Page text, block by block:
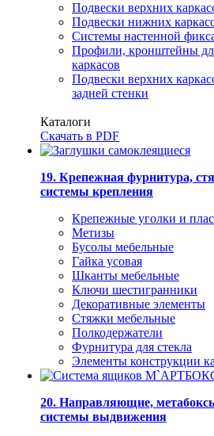
Подвески верхних
Подвески нижних
Системы настенной
Профили, кронштейны
каркасов
Подвески верхних
задней стенки
Каталоги
Скачать в PDF
19. Крепежная фурнитура,
системы крепления
Крепежные уголки и
Метизы
Бусолы мебельные
Гайка усовая
Шканты мебельные
Ключи шестигранники
Декоративные элементы
Стяжки мебельные
Полкодержатели
Фурнитура для стекла
Элементы конструкции
20. Направляющие,
системы выдвижения